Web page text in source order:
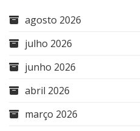
agosto 2026
julho 2026
junho 2026
abril 2026
março 2026